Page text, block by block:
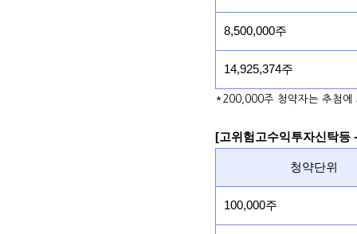
8,500,000주
14,925,374주
*200,000주 청약자는 추첨에
[고위험고수익투자신탁등
청약단위
100,000주